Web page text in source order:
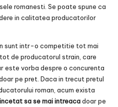
romanesti. Se poate spune ca
in calitatea producatorilor
sunt intr-o competitie tot mai
de producatorul strain, care
este vorba despre o concurenta
pe pret. Daca in trecut pretul
roman, acum exista
sa se mai intreacadoar pe